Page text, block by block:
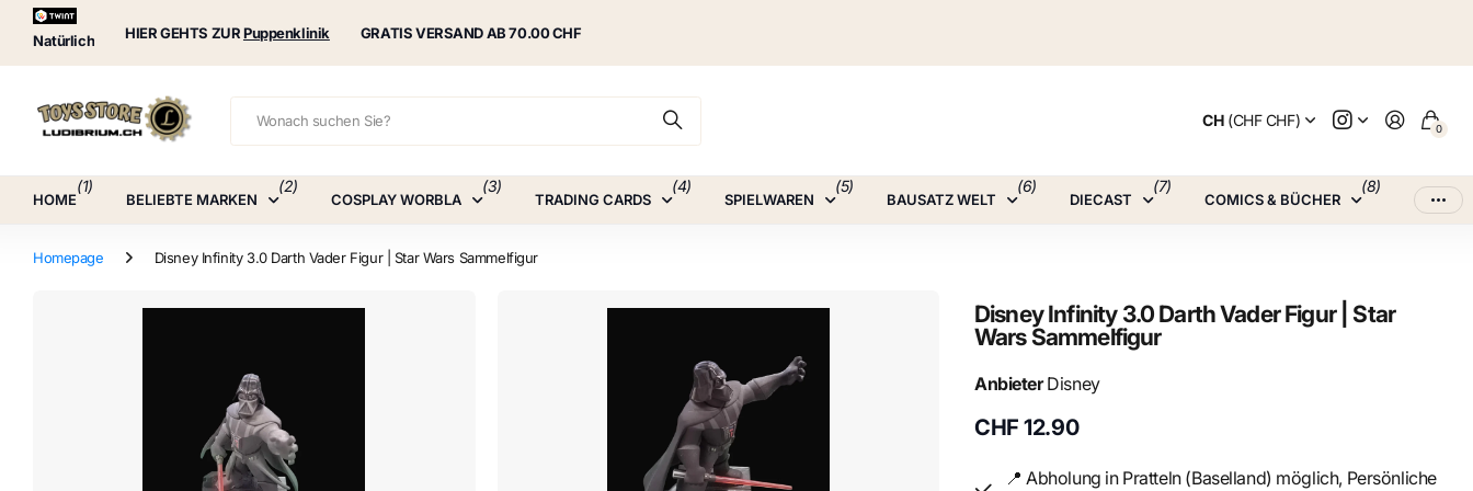
Natürlich HIER GEHTS ZURPuppenklinik
Puppenklinik GRATIS VERSAND AB 70.00 CHF
CH(CHF CHF) 0
HOME
(1)
BELIEBTE MARKEN
(2)
COSPLAY WORBLA
(3)
TRADING CARDS
(4)
SPIELWAREN
(5)
BAUSATZ WELT
(6)
DIECAST
(7)
COMICS & BÜCHER
(8)
Homepage Disney Infinity 3.0 Darth Vader Figur | Star Wars Sammelfigur
Disney Infinity 3.0 Darth Vader Figur | Star
Wars Sammelfigur
AnbieterDisney
CHF 12.90
📍 Abholung in Pratteln (Baselland) möglich, Persönliche